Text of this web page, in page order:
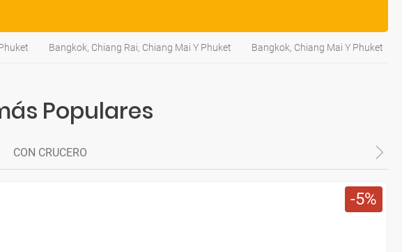
Bangkok, Chiang Rai, Chiang Mai Y Phuket Bangkok, Chiang Mai Y Phuket
Populares
CON CRUCERO
5